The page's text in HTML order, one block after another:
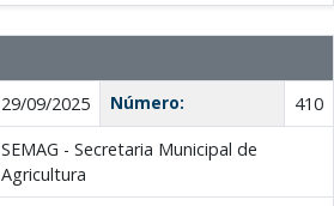
29/09/2025 Número:
410
SEMAG - Secretaria Municipal de
Agricultura